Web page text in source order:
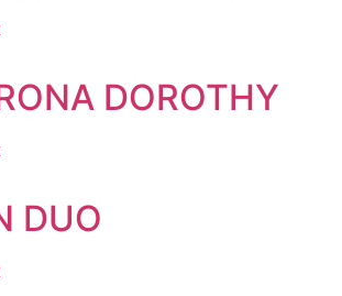
DOROTHY
DUO